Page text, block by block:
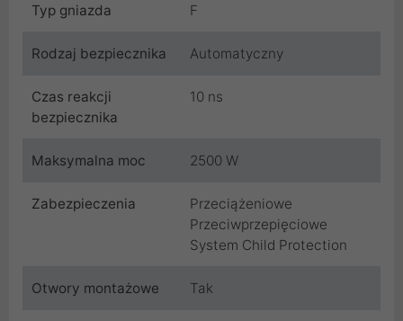
Typ gniazda F
Rodzaj bezpiecznika Automatyczny
Czas reakcji
bezpiecznika
10 ns
Maksymalna moc 2500 W
Zabezpieczenia
Przeciążeniowe
Przeciwprzepięciowe
System Child Protection
Otwory montażowe Tak